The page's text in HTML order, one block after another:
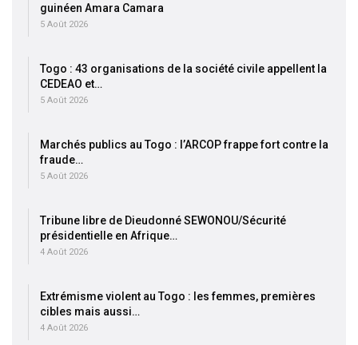
guinéen Amara Camara
5 Août 2026
Togo : 43 organisations de la société civile appellent la
CEDEAO et…
5 Août 2026
Marchés publics au Togo : l’ARCOP frappe fort contre la
fraude…
5 Août 2026
Tribune libre de Dieudonné SEWONOU/Sécurité
présidentielle en Afrique…
4 Août 2026
Extrémisme violent au Togo : les femmes, premières
cibles mais aussi…
4 Août 2026